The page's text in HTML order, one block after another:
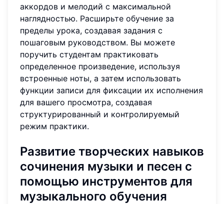
аккордов и мелодий с максимальной
наглядностью. Расширьте обучение за
пределы урока, создавая задания с
пошаговым руководством. Вы можете
поручить студентам практиковать
определенное произведение, используя
встроенные ноты, а затем использовать
функции записи для фиксации их исполнения
для вашего просмотра, создавая
структурированный и контролируемый
режим практики.
Развитие творческих навыков
сочинения музыки и песен с
помощью инструментов для
музыкального обучения